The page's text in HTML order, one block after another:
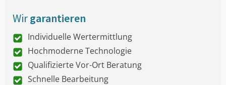
Wirgarantieren
Individuelle Wertermittlung
Hochmoderne Technologie
Qualifizierte Vor-Ort Beratung
Schnelle Bearbeitung